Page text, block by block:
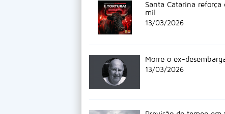
Santa Catarina
mil
13/03/2026
Morre o ex-
13/03/2026